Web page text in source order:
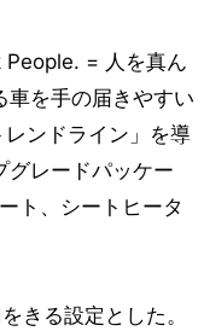
People. = 人を真ん
車を手の届きやすい
ンドライン」を導
グレードパッケー
ト、シートヒータ
きる設定とした。